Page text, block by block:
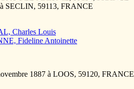
SECLIN, 59113, FRANCE
Charles Louis
Fideline Antoinette
1887 à LOOS, 59120, FRANCE